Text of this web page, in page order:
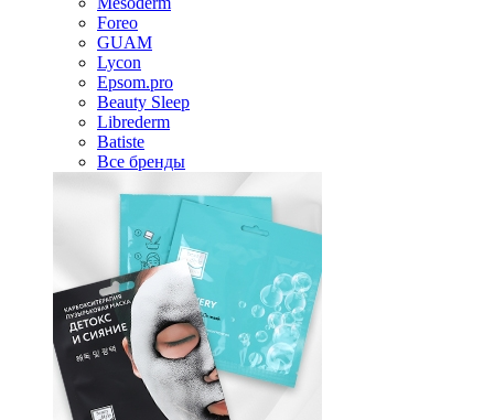
Foreo
GUAM
Lycon
Epsom.pro
Beauty Sleep
Librederm
Batiste
Все бренды